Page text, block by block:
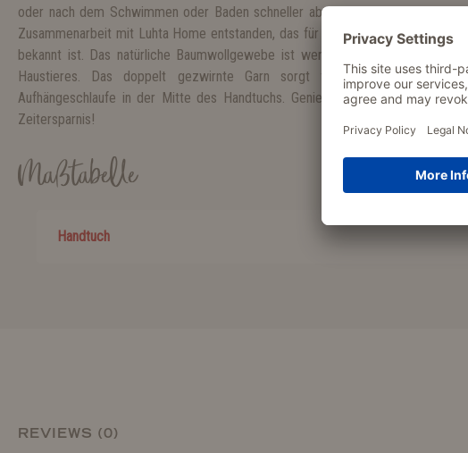
oder nach dem Schwimmen oder Baden schneller abzutrocknen. Das
Zusammenarbeit mit Luhta Home entstanden, das für sein legendäres Aalto-
bekannt ist. Das natürliche Baumwollgewebe ist weniger statisch und
Haustieres. Das doppelt gezwirnte Garn sorgt für eine gute
Aufhängeschlaufe in der Mitte des Handtuchs. Genieße das trockene Fell
Zeitersparnis!
Maßtabelle
Handtuch
REVIEWS (0)